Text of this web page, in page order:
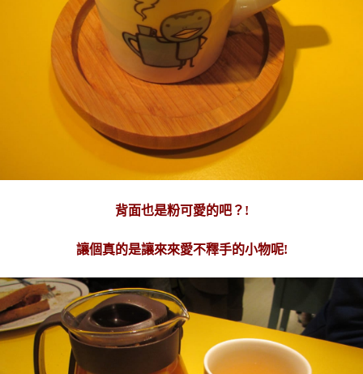
背面也是粉可愛的吧？!
讓個真的是讓來來愛不釋手的小物呢!